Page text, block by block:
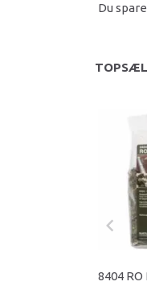
Du
8404 RO